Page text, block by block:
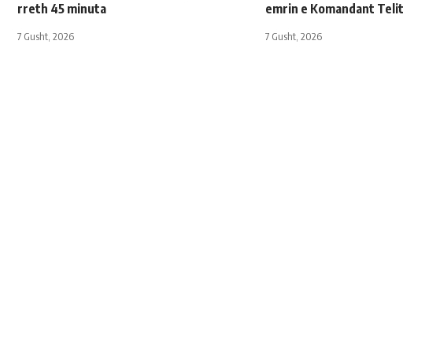
rreth 45 minuta
7 Gusht, 2026
emrin e Komandant Telit
7 Gusht, 2026